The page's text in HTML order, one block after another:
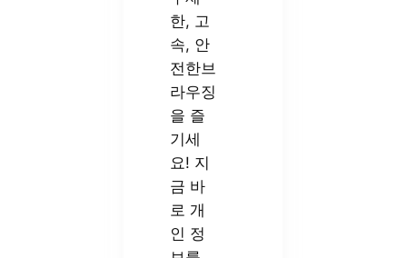
한, 고
속, 안
전한브
라우징
을 즐
기세
요! 지
금 바
로 개
인 정